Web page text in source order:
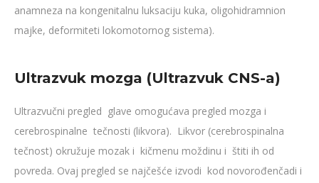
anamneza na kongenitalnu luksaciju kuka, oligohidramnion
majke, deformiteti lokomotornog sistema).
Ultrazvuk mozga (Ultrazvuk CNS-a)
Ultrazvučni pregled glave omogućava pregled mozga i
cerebrospinalne tečnosti (likvora). Likvor (cerebrospinalna
tečnost) okružuje mozak i kičmenu moždinu i štiti ih od
povreda. Ovaj pregled se najčešće izvodi kod novorođenčadi i